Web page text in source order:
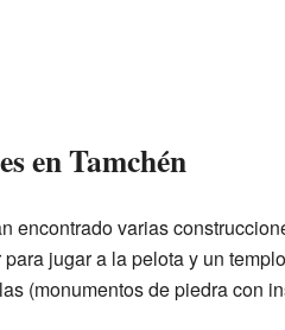
en Tamchén
encontrado varias
jugar a la pelota y un
(monumentos de piedra con